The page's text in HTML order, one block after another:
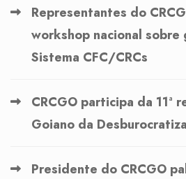
Representantes do
workshop nacional sobre
Sistema CFC/CRCs
CRCGO participa da 11ª
Goiano da
Presidente do CRCGO